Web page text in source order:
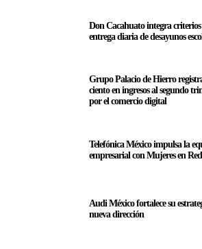
Don Cacahuato integra
entrega diaria de desayunos
Grupo Palacio de Hierro
ciento en ingresos al segundo
por el comercio digital
Telefónica México impulsa la
empresarial con Mujeres en Red
Audi México fortalece su
nueva dirección